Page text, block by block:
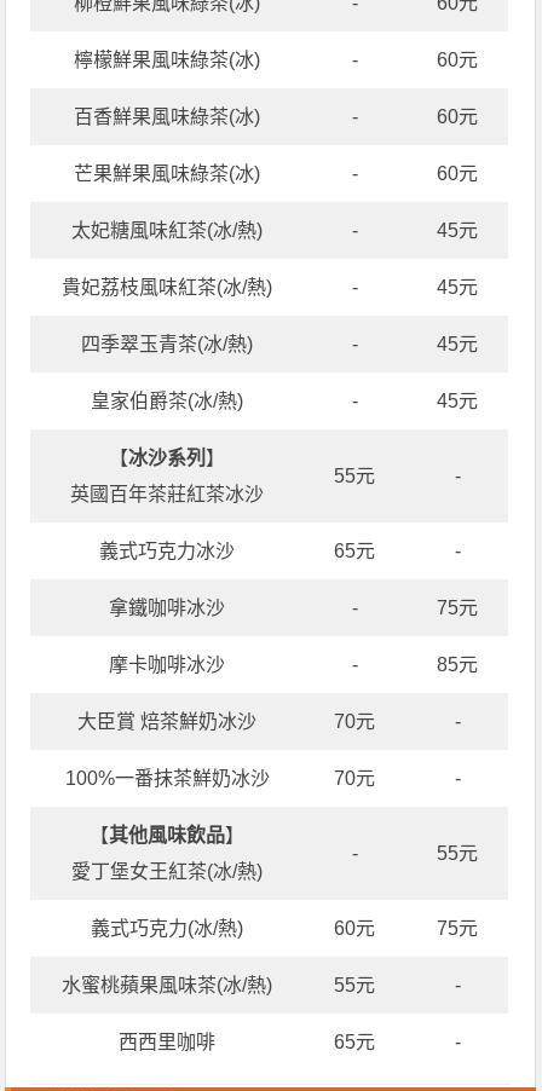
檸檬鮮果風味綠茶(冰) - 60元
百香鮮果風味綠茶(冰) - 60元
芒果鮮果風味綠茶(冰) - 60元
太妃糖風味紅茶(冰/熱) - 45元
貴妃荔枝風味紅茶(冰/熱) - 45元
四季翠玉青茶(冰/熱) - 45元
皇家伯爵茶(冰/熱) - 45元
【冰沙系列 】
英國百年茶莊紅茶冰沙
55元 -
義式巧克力冰沙 65元 -
拿鐵咖啡冰沙 - 75元
摩卡咖啡冰沙 - 85元
大臣賞 焙茶鮮奶冰沙 70元 -
100%一番抹茶鮮奶冰沙 70元 -
【其他風味飲品】
愛丁堡女王紅茶(冰/熱)
- 55元
義式巧克力(冰/熱) 60元 75元
水蜜桃蘋果風味茶(冰/熱) 55元 -
西西里咖啡 65元 -